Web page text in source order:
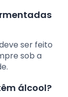
ser feito
sob a
álcool?